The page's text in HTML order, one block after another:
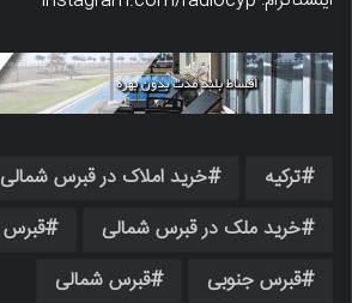
ترکیه
خرید املاک در قبرس شمالی
خرید ملک در قبرس شمالی
قبرس
قبرس جنوبی
قبرس شمالی